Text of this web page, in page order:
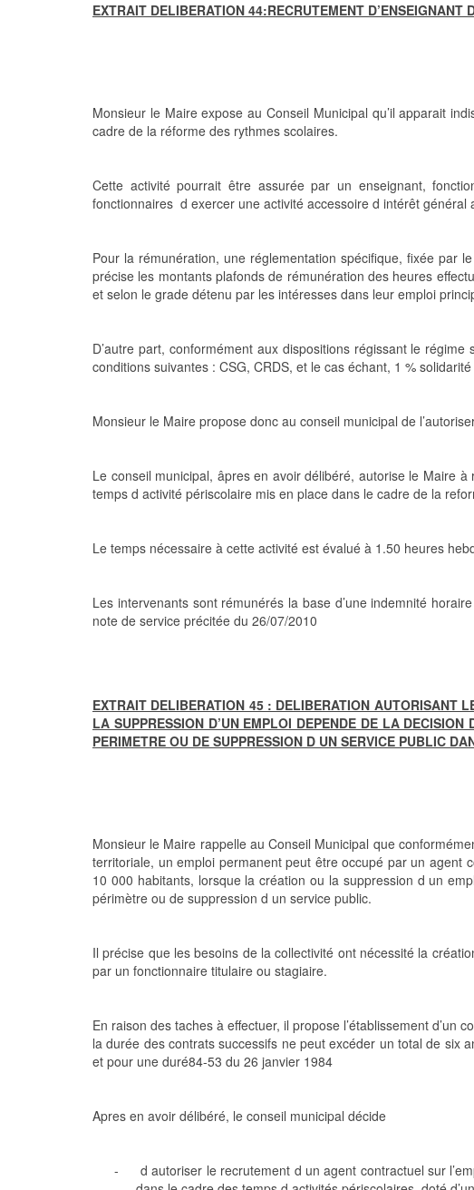
EXTRAIT DELIBERATION 44:RECRUTEMENT
Monsieur le Maire expose au Conseil Municipal qu’il apparait
cadre de la réforme des rythmes scolaires.
Cette activité pourrait être assurée par un enseignant,
fonctionnaires d exercer une activité accessoire d intérêt
Pour la rémunération, une réglementation spécifique, fixée par
précise les montants plafonds de rémunération des heures
et selon le grade détenu par les intéresses dans leur emploi
D’autre part, conformément aux dispositions régissant le
conditions suivantes : CSG, CRDS, et le cas échant, 1 %
Monsieur le Maire propose donc au conseil municipal de
Le conseil municipal, âpres en avoir délibéré, autorise le Maire
temps d activité périscolaire mis en place dans le cadre de la
Le temps nécessaire à cette activité est évalué à 1.50 heures
Les intervenants sont rémunérés la base d’une indemnité
note de service précitée du 26/07/2010
EXTRAIT DELIBERATION 45 : DELIBERATION AUTORISANT
LA SUPPRESSION D’UN EMPLOI DEPENDE DE LA
PERIMETRE OU DE SUPPRESSION D UN SERVICE PUBLIC
Monsieur le Maire rappelle au Conseil Municipal que
territoriale, un emploi permanent peut être occupé par un agent
10 000 habitants, lorsque la création ou la suppression d un
périmètre ou de suppression d un service public.
Il précise que les besoins de la collectivité ont nécessité la
par un fonctionnaire titulaire ou stagiaire.
En raison des taches à effectuer, il propose l’établissement
la durée des contrats successifs ne peut excéder un total de six
et pour une duré84-53 du 26 janvier 1984
Apres en avoir délibéré, le conseil municipal décide
-
d autoriser le recrutement d un agent contractuel sur